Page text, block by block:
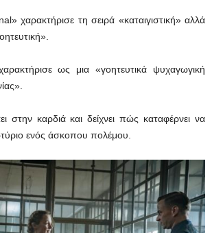
χαρακτήρισε τη σειρά «καταιγιστική» αλλά
ως μια «γοητευτικά ψυχαγωγική
στην καρδιά και δείχνει πώς καταφέρνει να
ενός άσκοπου πολέμου.